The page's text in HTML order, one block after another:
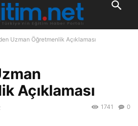
Uzman Öğretmenlik Açıklaması
Açıklaması
0
1741